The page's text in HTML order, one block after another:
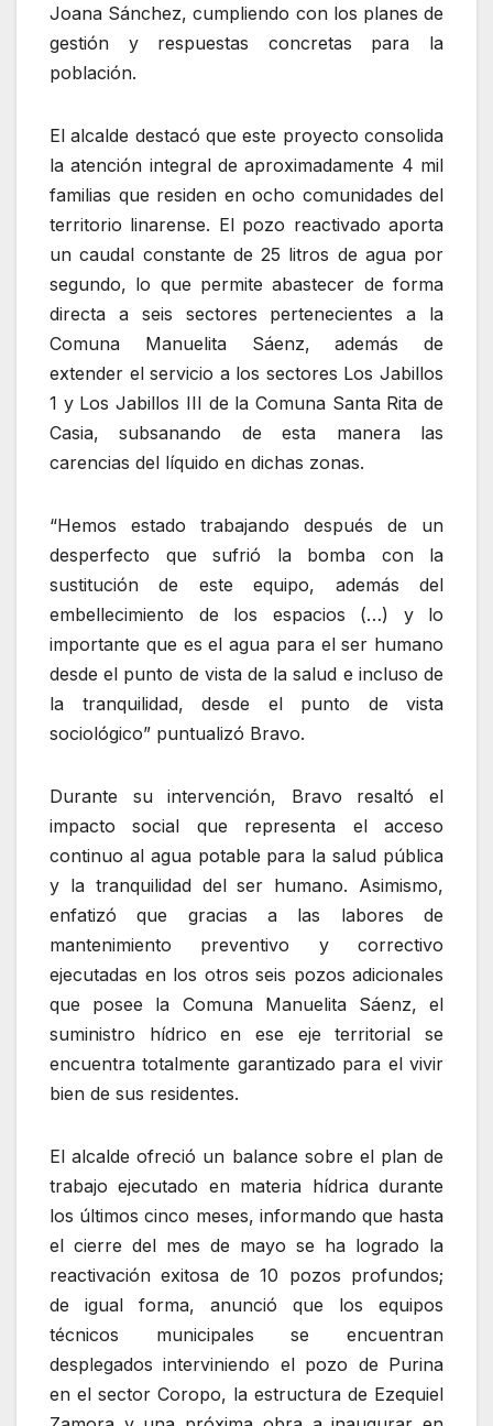
Joana Sánchez, cumpliendo con los planes de
gestión y respuestas concretas para la
población.
El alcalde destacó que este proyecto consolida
la atención integral de aproximadamente 4 mil
familias que residen en ocho comunidades del
territorio linarense. El pozo reactivado aporta
un caudal constante de 25 litros de agua por
segundo, lo que permite abastecer de forma
directa a seis sectores pertenecientes a la
Comuna Manuelita Sáenz, además de
extender el servicio a los sectores Los Jabillos
1 y Los Jabillos III de la Comuna Santa Rita de
Casia, subsanando de esta manera las
carencias del líquido en dichas zonas.
“Hemos estado trabajando después de un
desperfecto que sufrió la bomba con la
sustitución de este equipo, además del
embellecimiento de los espacios (…) y lo
importante que es el agua para el ser humano
desde el punto de vista de la salud e incluso de
la tranquilidad, desde el punto de vista
sociológico” puntualizó Bravo.
Durante su intervención, Bravo resaltó el
impacto social que representa el acceso
continuo al agua potable para la salud pública
y la tranquilidad del ser humano. Asimismo,
enfatizó que gracias a las labores de
mantenimiento preventivo y correctivo
ejecutadas en los otros seis pozos adicionales
que posee la Comuna Manuelita Sáenz, el
suministro hídrico en ese eje territorial se
encuentra totalmente garantizado para el vivir
bien de sus residentes.
El alcalde ofreció un balance sobre el plan de
trabajo ejecutado en materia hídrica durante
los últimos cinco meses, informando que hasta
el cierre del mes de mayo se ha logrado la
reactivación exitosa de 10 pozos profundos;
de igual forma, anunció que los equipos
técnicos municipales se encuentran
desplegados interviniendo el pozo de Purina
en el sector Coropo, la estructura de Ezequiel